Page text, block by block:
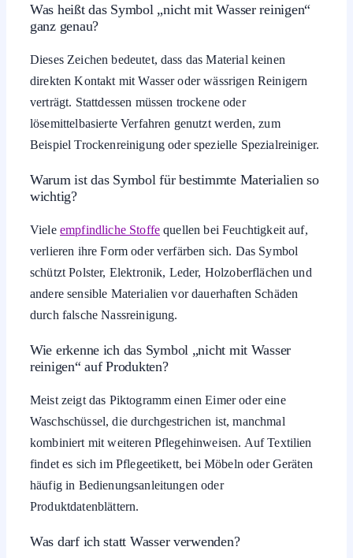
Was heißt das Symbol „nicht mit Wasser reinigen“
ganz genau?
Dieses Zeichen bedeutet, dass das Material keinen
direkten Kontakt mit Wasser oder wässrigen Reinigern
verträgt. Stattdessen müssen trockene oder
lösemittelbasierte Verfahren genutzt werden, zum
Beispiel Trockenreinigung oder spezielle Spezialreiniger.
Warum ist das Symbol für bestimmte Materialien so
wichtig?
Viele empfindliche Stoffe quellen bei Feuchtigkeit auf,
verlieren ihre Form oder verfärben sich. Das Symbol
schützt Polster, Elektronik, Leder, Holzoberflächen und
andere sensible Materialien vor dauerhaften Schäden
durch falsche Nassreinigung.
Wie erkenne ich das Symbol „nicht mit Wasser
reinigen“ auf Produkten?
Meist zeigt das Piktogramm einen Eimer oder eine
Waschschüssel, die durchgestrichen ist, manchmal
kombiniert mit weiteren Pflegehinweisen. Auf Textilien
findet es sich im Pflegeetikett, bei Möbeln oder Geräten
häufig in Bedienungsanleitungen oder
Produktdatenblättern.
Was darf ich statt Wasser verwenden?